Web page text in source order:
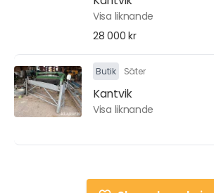
Visa liknande
28 000 kr
Butik Säter
Kantvik
Visa liknande